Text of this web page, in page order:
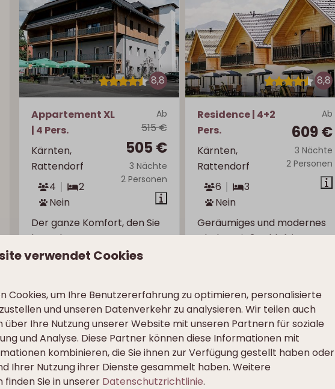
8,8
Ab
515 €
505 €
3 Nächte
2 Personen
Appartement XL
| 4 Pers.
Kärnten,
Rattendorf
4
2
Nein
Der ganze Komfort, den Sie
brauchen
Geräumige Wohnung
Luxuriöse
Boxspringbetten in
beiden Zimmern
Erdgeschoss mit
Balkon und Aussicht
8,8
Ab
609 €
3 Nächte
2 Personen
Residence | 4+2
Pers.
Kärnten,
Rattendorf
6
3
Nein
Geräumiges und modernes
Chalet mit 3 Schlafzimmern
Drei Schlafzimmer
Freistehendes Chalet
mit viel Privatsphäre
verwendet Cookies
Cookies, um Ihre Benutzererfahrung zu optimieren, personalisierte
und unseren Datenverkehr zu analysieren. Wir teilen auch
Ihre Nutzung unserer Website mit unseren Partnern für soziale
und Analyse. Diese Partner können diese Informationen mit
kombinieren, die Sie ihnen zur Verfügung gestellt haben oder
Ihrer Nutzung ihrer Dienste gesammelt haben. Weitere
Sie in unserer Datenschutzrichtlinie.